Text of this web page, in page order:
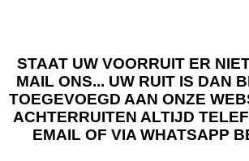
STAAT UW VOORRUIT ER
MAIL ONS... UW RUIT IS DAN
TOEGEVOEGD AAN ONZE
ACHTERRUITEN ALTIJD
EMAIL OF VIA WHATSAPP